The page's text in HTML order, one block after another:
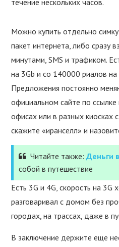
течение нескольких часов.
Можно купить отдельно
пакет интернета, либо сразу
минутами, SMS и трафиком.
на 3Gb и со 140000 риалов на
Предложения постоянно
официальном сайте по
офисах или в разных киосках
скажите «иранселл» и
Читайте также:Деньги
собой в путешествие
Есть 3G и 4G, скорость на 3G
разговаривал с домом без
городах, на трассах, даже в
В заключение держите еще